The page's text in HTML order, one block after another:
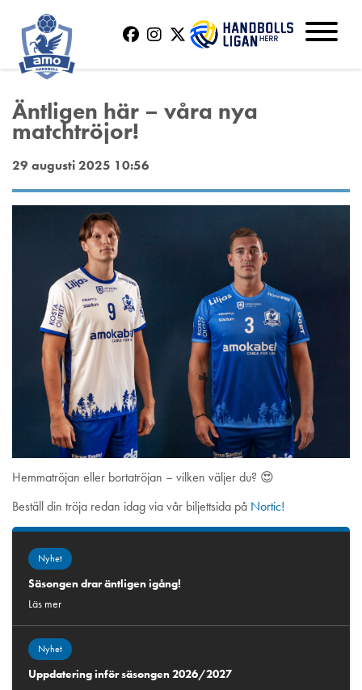
Äntligen här – våra nya
matchtröjor!
29 augusti 2025 10:56
Hemmatröjan eller bortatröjan – vilken väljer du? 😍
Beställ din tröja redan idag via vår biljettsida på Nortic!
Nyhet
Säsongen drar äntligen igång!
Läs mer
Nyhet
Uppdatering inför säsongen 2026/2027